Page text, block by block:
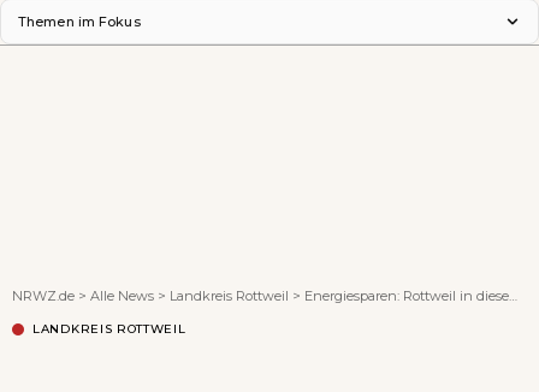
Themen im Fokus
NRWZ.de > Alle News > Landkreis Rottweil > Energiesparen: Rottweil in diesem Winter ohne Weihnachtsbeleuchtung?
LANDKREIS ROTTWEIL